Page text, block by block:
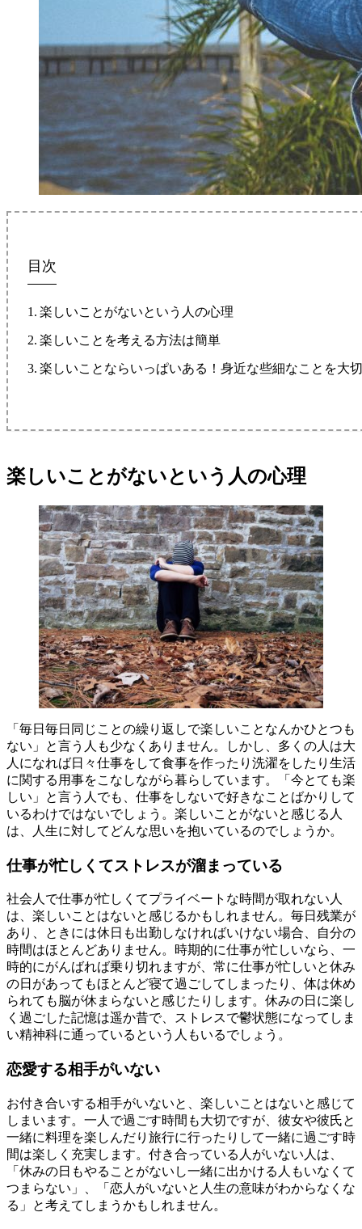
目次
楽しいことがないという人の心理
楽しいことを考える方法は簡単
楽しいことならいっぱいある！身近な些細なことを大
楽しいことがないという人の心理
「毎日毎日同じことの繰り返しで楽しいことなんかひとつも
ない」と言う人も少なくありません。しかし、多くの人は大
人になれば日々仕事をして食事を作ったり洗濯をしたり生活
に関する用事をこなしながら暮らしています。「今とても楽
しい」と言う人でも、仕事をしないで好きなことばかりして
いるわけではないでしょう。楽しいことがないと感じる人
は、人生に対してどんな思いを抱いているのでしょうか。
仕事が忙しくてストレスが溜まっている
社会人で仕事が忙しくてプライベートな時間が取れない人
は、楽しいことはないと感じるかもしれません。毎日残業が
あり、ときには休日も出勤しなければいけない場合、自分の
時間はほとんどありません。時期的に仕事が忙しいなら、一
時的にがんばれば乗り切れますが、常に仕事が忙しいと休み
の日があってもほとんど寝て過ごしてしまったり、体は休め
られても脳が休まらないと感じたりします。休みの日に楽し
く過ごした記憶は遥か昔で、ストレスで鬱状態になってしま
い精神科に通っているという人もいるでしょう。
恋愛する相手がいない
お付き合いする相手がいないと、楽しいことはないと感じて
しまいます。一人で過ごす時間も大切ですが、彼女や彼氏と
一緒に料理を楽しんだり旅行に行ったりして一緒に過ごす時
間は楽しく充実します。付き合っている人がいない人は、
「休みの日もやることがないし一緒に出かける人もいなくて
つまらない」、「恋人がいないと人生の意味がわからなくな
る」と考えてしまうかもしれません。